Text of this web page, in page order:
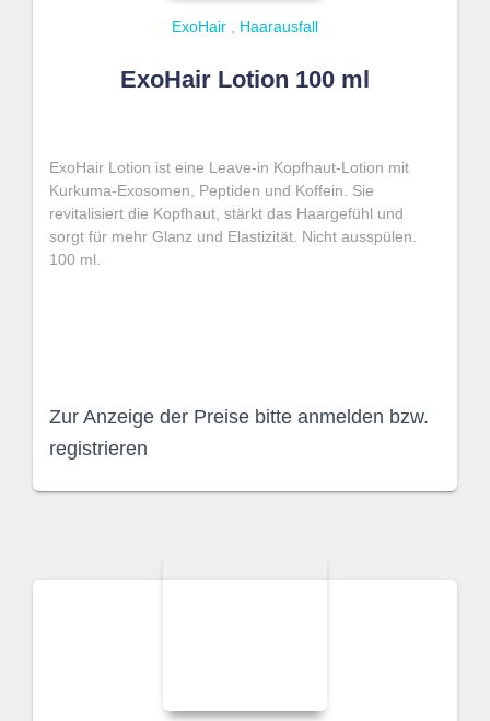
ExoHair Haarausfall
ExoHair Lotion 100 ml
ExoHair Lotion ist eine Leave-in Kopfhaut-Lotion mit
Kurkuma-Exosomen, Peptiden und Koffein. Sie
revitalisiert die Kopfhaut, stärkt das Haargefühl und
sorgt für mehr Glanz und Elastizität. Nicht ausspülen.
100 ml.
Zur Anzeige der Preise bitte anmelden bzw.
registrieren